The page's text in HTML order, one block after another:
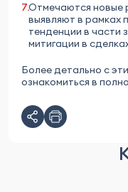
Отмечаются новые
выявляют в рамках
тенденции в части
митигации в
Более детально с
ознакомиться в